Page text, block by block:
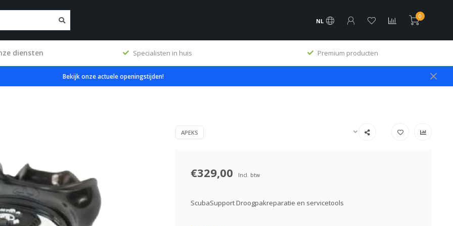
NL
0
diensten Specialisten in huis Premium producten
Bekijk onze actuele openingstijden!
APEKS
€329,00 Incl. btw
ScubaSupport Droogpakreparatie en servicetools